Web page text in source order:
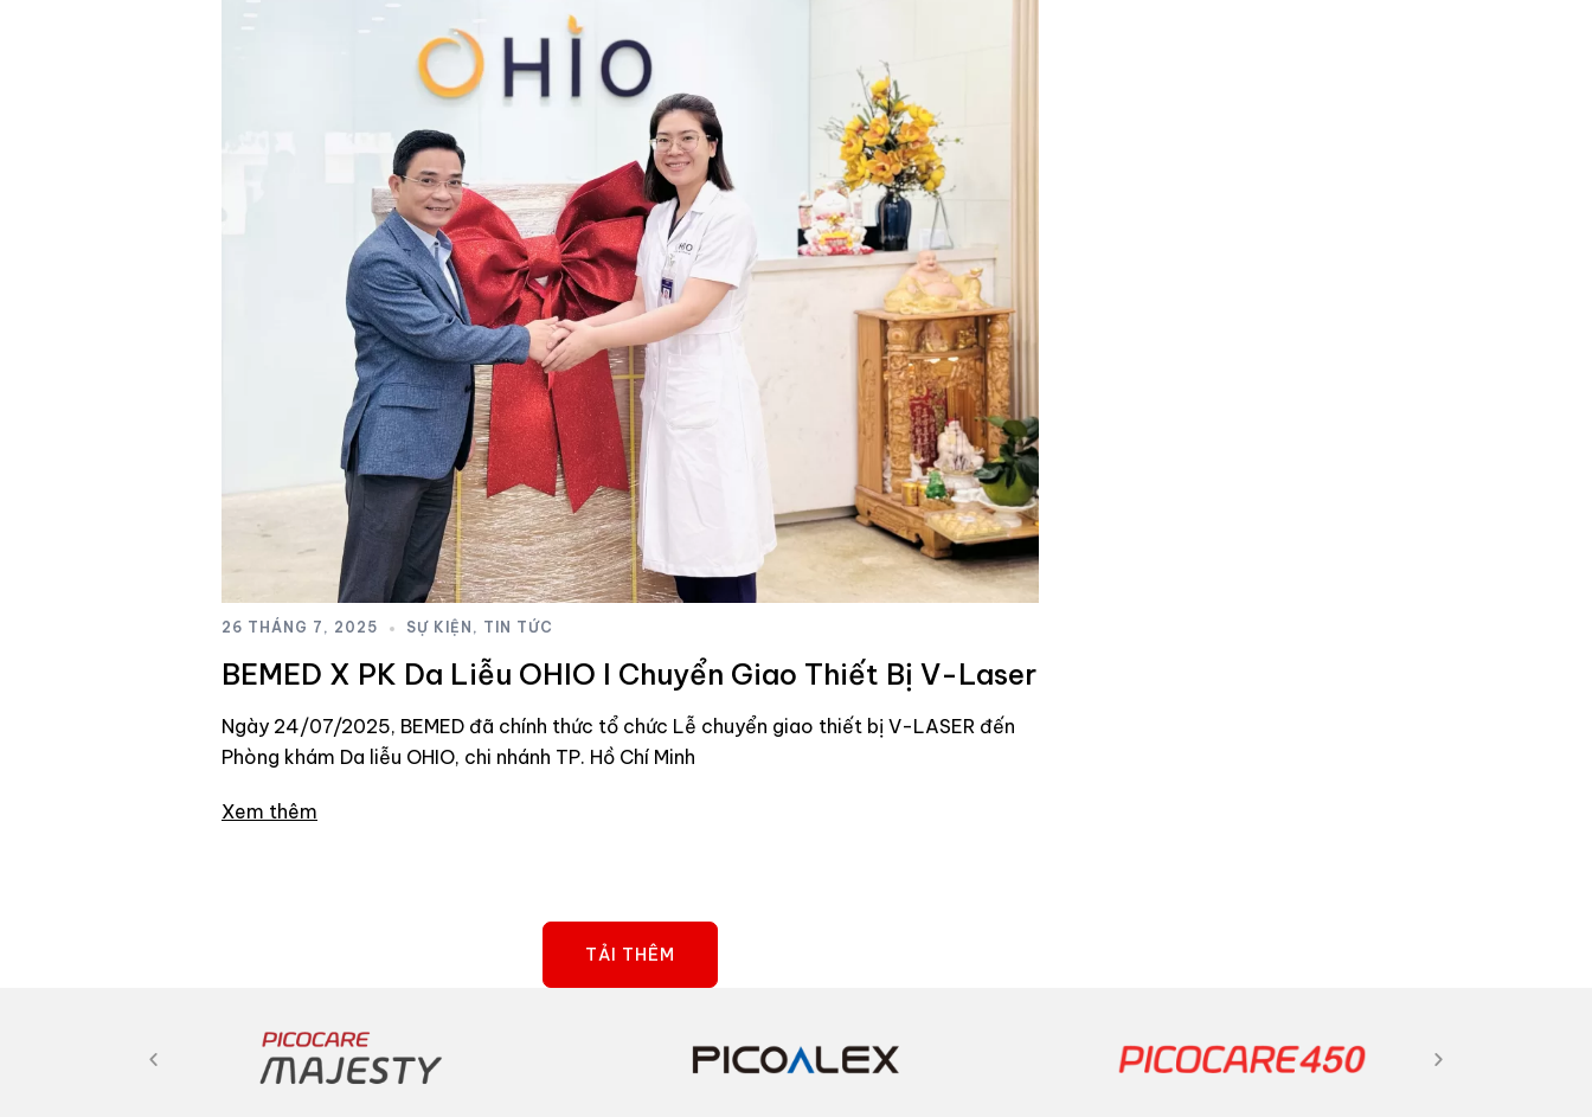
26 THÁNG 7, 2025 SỰ KIỆN , TIN TỨC
BEMED X PK Da Liễu OHIO I Chuyển Giao Thiết Bị V-Laser
Ngày 24/07/2025, BEMED đã chính thức tổ chức Lễ chuyển giao thiết bị V-LASER đến
Phòng khám Da liễu OHIO, chi nhánh TP. Hồ Chí Minh
Xem thêm
TẢI THÊM